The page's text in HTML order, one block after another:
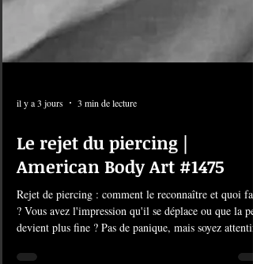
Le rejet du piercing |
American Body Art #1475
Rejet de piercing : comment le reconnaître et quoi
? Vous avez l'impression qu'il se déplace ou que la
devient plus fine ? Pas de panique, mais soyez attentif